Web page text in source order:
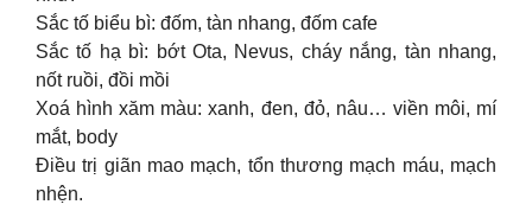
Sắc tố biểu bì: đốm, tàn nhang, đốm cafe
Sắc tố hạ bì: bớt Ota, Nevus, cháy nắng, tàn nhang,
nốt ruồi, đồi mồi
Xoá hình xăm màu: xanh, đen, đỏ, nâu… viền môi, mí
mắt, body
Điều trị giãn mao mạch, tổn thương mạch máu, mạch
nhện.